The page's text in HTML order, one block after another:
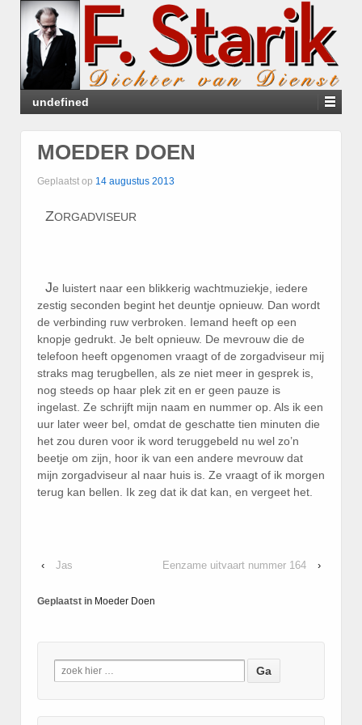
undefined
MOEDER DOEN
Geplaatst op 14 augustus 2013
ZORGADVISEUR
Je luistert naar een blikkerig wachtmuziekje, iedere
zestig seconden begint het deuntje opnieuw. Dan wordt
de verbinding ruw verbroken. Iemand heeft op een
knopje gedrukt. Je belt opnieuw. De mevrouw die de
telefoon heeft opgenomen vraagt of de zorgadviseur mij
straks mag terugbellen, als ze niet meer in gesprek is,
nog steeds op haar plek zit en er geen pauze is
ingelast. Ze schrijft mijn naam en nummer op. Als ik een
uur later weer bel, omdat de geschatte tien minuten die
het zou duren voor ik word teruggebeld nu wel zo’n
beetje om zijn, hoor ik van een andere mevrouw dat
mijn zorgadviseur al naar huis is. Ze vraagt of ik morgen
terug kan bellen. Ik zeg dat ik dat kan, en vergeet het.
‹ Jas Eenzame uitvaart nummer 164 ›
Geplaatst in Moeder Doen